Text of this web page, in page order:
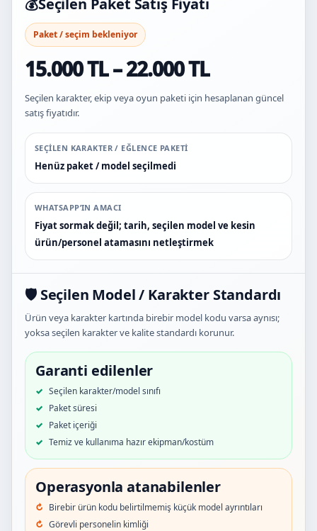
Paket / seçim bekleniyor
15.000 TL – 22.000 TL
Seçilen karakter, ekip veya oyun paketi için hesaplanan güncel
satış fiyatıdır.
SEÇILEN KARAKTER / EĞLENCE PAKETI
Henüz paket / model seçilmedi
WHATSAPP’IN AMACI
Fiyat sormak değil; tarih, seçilen model ve kesin
ürün/personel atamasını netleştirmek
🛡️ Seçilen Model / Karakter Standardı
Ürün veya karakter kartında birebir model kodu varsa aynısı;
yoksa seçilen karakter ve kalite standardı korunur.
Garanti edilenler
Seçilen karakter/model sınıfı
Paket süresi
Paket içeriği
Temiz ve kullanıma hazır ekipman/kostüm
Operasyonla atanabilenler
Birebir ürün kodu belirtilmemiş küçük model ayrıntıları
Görevli personelin kimliği